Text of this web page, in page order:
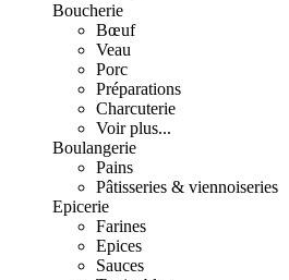
Boucherie
Bœuf
Veau
Porc
Préparations
Charcuterie
Voir plus...
Boulangerie
Pains
Pâtisseries & viennoiseries
Epicerie
Farines
Epices
Sauces